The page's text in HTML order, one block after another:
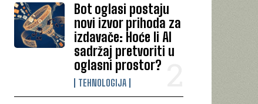
Bot oglasi postaju
novi izvor prihoda za
izdavače: Hoće li AI
sadržaj pretvoriti u
oglasni prostor?
TEHNOLOGIJA